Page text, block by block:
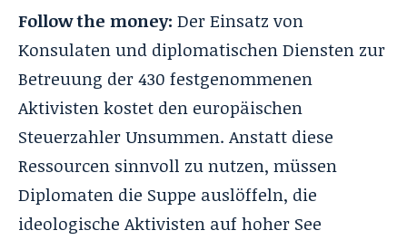
Follow the money: Der Einsatz von
Konsulaten und diplomatischen Diensten zur
Betreuung der 430 festgenommenen
Aktivisten kostet den europäischen
Steuerzahler Unsummen. Anstatt diese
Ressourcen sinnvoll zu nutzen, müssen
Diplomaten die Suppe auslöffeln, die
ideologische Aktivisten auf hoher See